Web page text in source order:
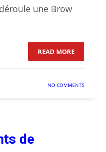
une Brow
READ MORE: QU’EST-
NO COMMENTS
de